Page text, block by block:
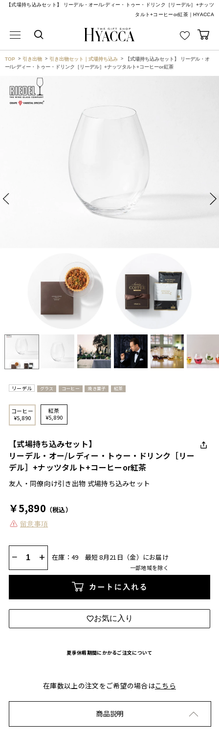
【式場持ち込みセット】 リーデル・オー/レディー・トゥー・ドリンク［リーデル］+ナッツ
タルト+コーヒーor紅茶｜HYACCA
TOP 引き出物 引き出物セット｜式場持ち込み
【式場持ち込みセット】 リーデル・オ
ー/レディー・トゥー・ドリンク［リーデル］+ナッツタルト+コーヒーor紅茶
リーデル グラス コーヒー 焼き菓子 紅茶
コーヒー
¥5,890
紅茶
¥5,890
【式場持ち込みセット】
リーデル・オー/レディー・トゥー・ドリンク［リー
デル］+ナッツタルト+コーヒーor紅茶
友人・同僚向け引き出物 式場持ち込みセット
￥5,890 （税込）
留意事項
− + 在庫：49 最短 8月21日（金）にお届け
一部地域を除く
カートに入れる
お気に入り
夏季休暇期間にかかるご注文について
在庫数以上の注文をご希望の場合はこちら
商品説明